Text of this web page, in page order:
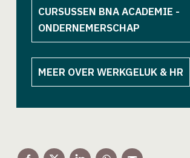
CURSUSSEN BNA ACADEMIE -
ONDERNEMERSCHAP
MEER OVER WERKGELUK & HR